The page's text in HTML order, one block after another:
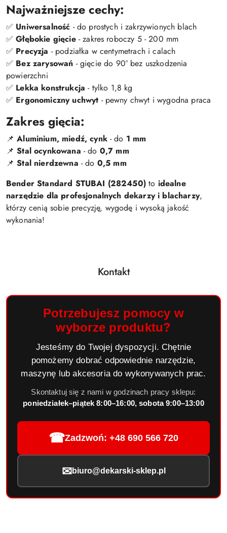
Najważniejsze cechy:
✅ Uniwersalność - do prostych i zakrzywionych blach
✅Głębokie gięcie- zakres roboczy 5 - 200 mm
✅ Precyzja - podziałka w centymetrach i calach
✅ Bez zarysowań - gięcie do 90° bez uszkodzenia
powierzchni
✅ Lekka konstrukcja - tylko 1,8 kg
✅ Ergonomiczny uchwyt - pewny chwyt i wygodna praca
Zakres gięcia:
📌Aluminium, miedź, cynk- do 1 mm
📌Stal ocynkowana - do 0,7 mm
📌Stal nierdzewna - do 0,5 mm
Bender Standard STUBAI (282450)to idealne
narzędzie dla profesjonalnych dekarzy i blacharzy,
którzy cenią sobie precyzję, wygodę i wysoką jakość
wykonania!
Kontakt
Potrzebujesz pomocy w
wyborze produktu?
Jesteśmy do Twojej dyspozycji. Chętnie
pomożemy dobrać odpowiednie narzędzie,
maszynę lub akcesoria do wykonywanych prac.
Skontaktuj się z nami w godzinach pracy sklepu:
poniedziałek–piątek 8:00–16:00, sobota 9:00–13:00
☎Zadzwoń: +48 690 566 720
✉ biuro@dekarski-sklep.pl